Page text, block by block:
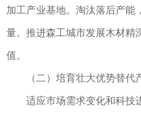
加工产业基地。淘汰落后产能
量。推进森工城市发展木材精
值。
（二）培育壮大优势替代产
适应市场需求变化和科技